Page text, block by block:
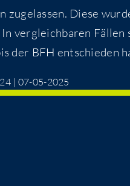
zuge­las­sen. Die­se
ver­gleich­ba­ren
der BFH ent­schie­den
| 07-05-2025